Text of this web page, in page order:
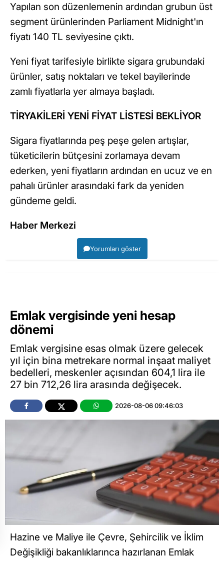
Yapılan son düzenlemenin ardından grubun üst
segment ürünlerinden Parliament Midnight'ın
fiyatı 140 TL seviyesine çıktı.
Yeni fiyat tarifesiyle birlikte sigara grubundaki
ürünler, satış noktaları ve tekel bayilerinde
zamlı fiyatlarla yer almaya başladı.
TİRYAKİLERİ YENİ FİYAT LİSTESİ BEKLİYOR
Sigara fiyatlarında peş peşe gelen artışlar,
tüketicilerin bütçesini zorlamaya devam
ederken, yeni fiyatların ardından en ucuz ve en
pahalı ürünler arasındaki fark da yeniden
gündeme geldi.
Haber Merkezi
Yorumları göster
Emlak vergisinde yeni hesap
dönemi
Emlak vergisine esas olmak üzere gelecek
yıl için bina metrekare normal inşaat maliyet
bedelleri, meskenler açısından 604,1 lira ile
27 bin 712,26 lira arasında değişecek.
2026-08-06 09:46:03
Hazine ve Maliye ile Çevre, Şehircilik ve İklim
Değişikliği bakanlıklarınca hazırlanan Emlak